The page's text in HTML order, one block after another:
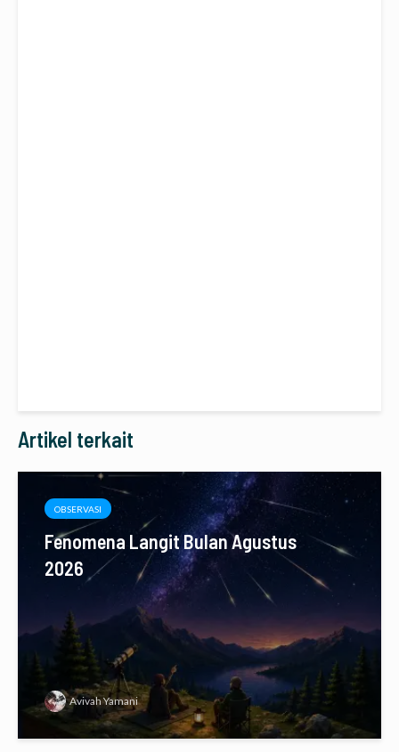
Artikel terkait
OBSERVASI
Fenomena Langit Bulan Agustus
2026
Avivah Yamani